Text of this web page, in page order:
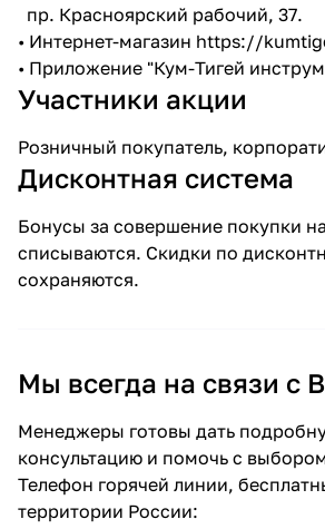
пр. Красноярский рабочий, 37.
• Интернет-магазин https://
• Приложение "Кум-Тигей
Участники акции
Розничный покупатель,
Дисконтная система
Бонусы за совершение покупки
списываются. Скидки по
сохраняются.
Мы всегда на связи с
Менеджеры готовы дать
консультацию и помочь с
Телефон горячей линии,
территории России: